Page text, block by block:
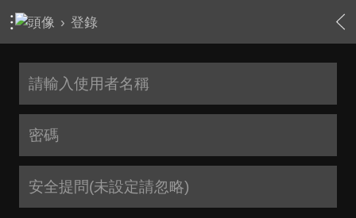
› 登錄
安全提問(未設定請忽略)